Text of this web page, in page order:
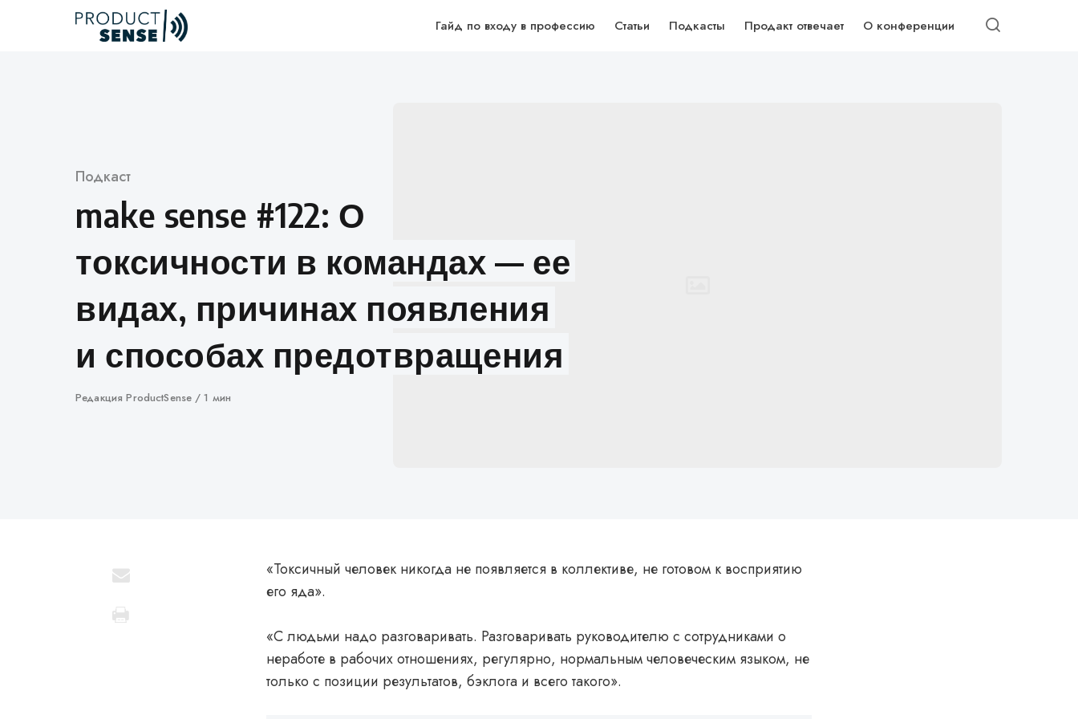
Гайд по входу в профессию Статьи Подкасты Продакт отвечает О конференции
Категория
Подкаст
make sense #122: О
токсичности в командах — ее
видах, причинах появления
и способах предотвращения
Автор
Редакция ProductSense 1 мин
«Токсичный человек никогда не появляется в коллективе, не готовом к восприятию
его яда».
«С людьми надо разговаривать. Разговаривать руководителю с сотрудниками о
неработе в рабочих отношениях, регулярно, нормальным человеческим языком, не
только с позиции результатов, бэклога и всего такого».